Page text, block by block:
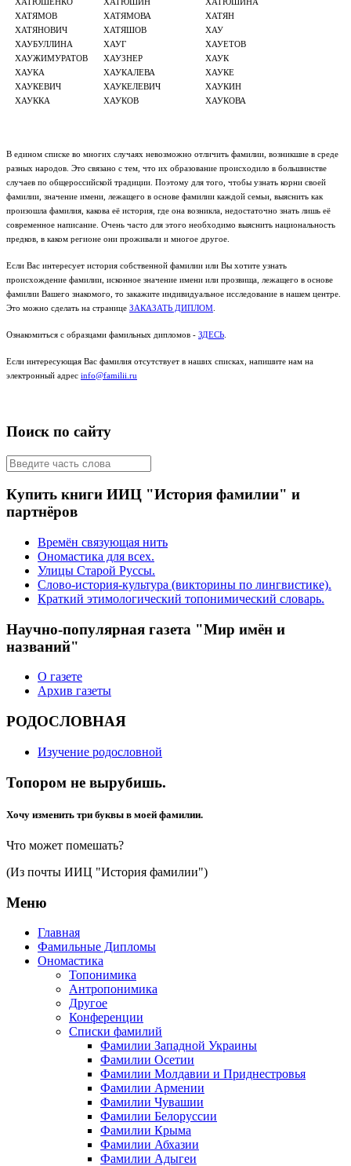
ХАТЮШЕНКО
ХАТЮШИН
ХАТЮШИНА
ХАТЯМОВ
ХАТЯМОВА
ХАТЯН
ХАТЯНОВИЧ
ХАТЯШОВ
ХАУ
ХАУБУЛЛИНА
ХАУГ
ХАУЕТОВ
ХАУЖИМУРАТОВ
ХАУЗНЕР
ХАУК
ХАУКА
ХАУКАЛЕВА
ХАУКЕ
ХАУКЕВИЧ
ХАУКЕЛЕВИЧ
ХАУКИН
ХАУККА
ХАУКОВ ХАУКОВА
В едином списке во многих случаях невозможно отличить фамилии, возникшие в среде
разных народов. Это связано с тем, что их образование происходило в большинстве
случаев по общероссийской традиции. Поэтому для того, чтобы узнать корни своей
фамилии, значение имени, лежащего в основе фамилии каждой семьи, выяснить как
произошла фамилия, какова её история, где она возникла, недостаточно знать лишь её
современное написание. Очень часто для этого необходимо выяснить национальность
предков, в каком регионе они проживали и многое другое.
Если Вас интересует история собственной фамилии или Вы хотите узнать
происхождение фамилии, исконное значение имени или прозвища, лежащего в основе
фамилии Вашего знакомого, то закажите индивидуальное исследование в нашем центре.
Это можно сделать на странице ЗАКАЗАТЬ ДИПЛОМ
Ознакомиться с образцами фамильных дипломов - ЗДЕСЬ
Если интересующая Вас фамилия отсутствует в наших списках, напишите нам на
электронный адрес info@familii.ru
Поиск по сайту
Купить книги ИИЦ "История фамилии" и
партнёров
Времён связующая нить
Ономастика для всех.
Улицы Старой Руссы.
Слово-история-культура (викторины по лингвистике).
Краткий этимологический топонимический словарь.
Научно-популярная газета "Мир имён и
названий"
О газете
Архив газеты
РОДОСЛОВНАЯ
Изучение родословной
Топором не вырубишь.
Хочу изменить три буквы в моей фамилии.
Что может помешать?
(Из почты ИИЦ "История фамилии")
Меню
Главная
Фамильные Дипломы
Ономастика
Топонимика
Антропонимика
Другое
Конференции
Списки фамилий
Фамилии Западной Украины
Фамилии Осетии
Фамилии Молдавии и Приднестровья
Фамилии Армении
Фамилии Чувашии
Фамилии Белоруссии
Фамилии Крыма
Фамилии Абхазии
Фамилии Адыгеи